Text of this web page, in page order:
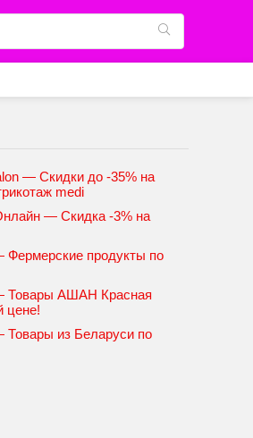
— Скидки до -35% на
medi
— Скидка -3% на
продукты по
Товары АШАН Красная
цене!
из Беларуси по